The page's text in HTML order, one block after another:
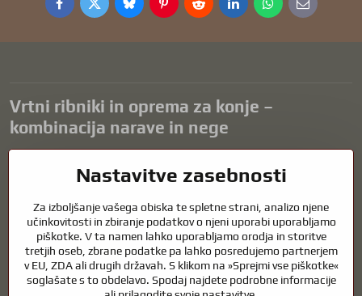
FacebookTwitterBlueskyPinterestRedditLinkedInWhatsApp
E-
mail
Vrtni ribniki in oprema za konje –
kombinacija narave in nege
harmonično okolje za sprostitev in življenje vodnih živali. Pravilna
čisto vodo in zdrav ribnik skozi vse leto. Enako pomembna je skrb za
živali, ki so del našega življenja.
Konji potrebujejo kakovostno jahalno opremo, pravilno prehrano in
odgovorno nego, da so zdravi, močni in zadovoljni. Ne glede na to, ali
gre za opremo za jahače, rejce ali ljubitelje narave, je cilj ustvariti
Nastavitve zasebnosti
Za izboljšanje vašega obiska te spletne strani, analizo njene
učinkovitosti in zbiranje podatkov o njeni uporabi uporabljamo
piškotke. V ta namen lahko uporabljamo orodja in storitve
tretjih oseb, zbrane podatke pa lahko posredujemo partnerjem
v EU, ZDA ali drugih državah. S klikom na »Sprejmi vse piškotke«
soglašate s to obdelavo. Spodaj najdete podrobne informacije